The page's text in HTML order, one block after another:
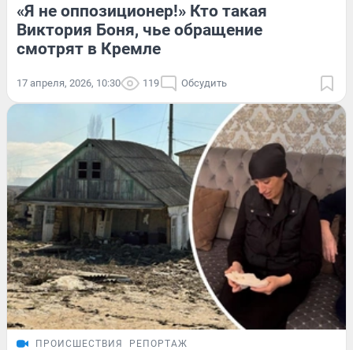
«Я не оппозиционер!» Кто такая
Виктория Боня, чье обращение
смотрят в Кремле
17 апреля, 2026, 10:30 119 Обсудить
ПРОИСШЕСТВИЯ РЕПОРТАЖ